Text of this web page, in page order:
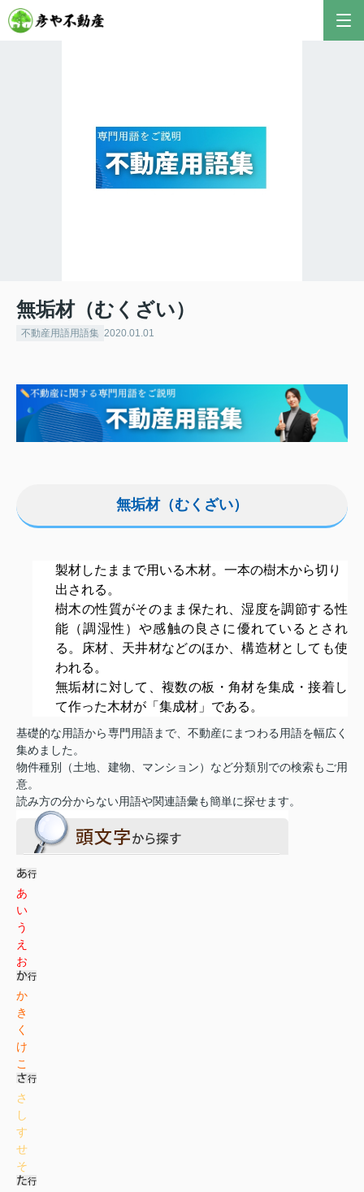
無垢材（むくざい）
不動産用語用語集 2020.01.01
無垢材（むくざい）
製材したままで用いる木材。一本の樹木から切り
出される。
樹木の性質がそのまま保たれ、湿度を調節する性
能（調湿性）や感触の良さに優れているとされ
る。床材、天井材などのほか、構造材としても使
われる。
無垢材に対して、複数の板・角材を集成・接着し
て作った木材が「集成材」である。
基礎的な用語から専門用語まで、不動産にまつわる用語を幅広く
集めました。
物件種別（土地、建物、マンション）など分類別での検索もご用
意。
読み方の分からない用語や関連語彙も簡単に探せます。
あ
い
う
え
お
か
き
く
け
こ
さ
し
す
せ
そ
おすすめ不動産AIコンテンツとして、膨大なデータ
から最適なご提案を導き出します✨
不動産の売却や購入など、何でもお気軽にご相談く